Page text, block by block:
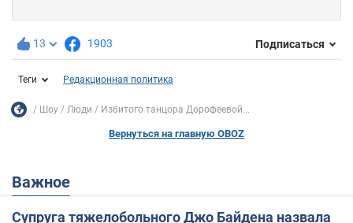
13 1903 Подписаться
Теги Редакционная политика
Шоу Люди Избитого танцора Дорофеевой...
Вернуться на главную OBOZ
Важное
Супруга тяжелобольного Джо Байдена назвала